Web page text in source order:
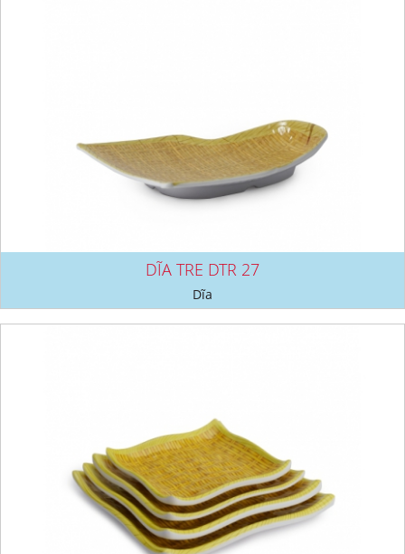
DĨA TRE DTR 27
Dĩa